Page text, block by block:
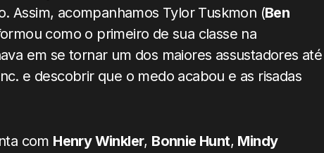
Assim, acompanhamos Tylor Tuskmon (Ben
como o primeiro de sua classe na
em se tornar um dos maiores assustadores até
e descobrir que o medo acabou e as risadas
com Henry Winkler, Bonnie Hunt, Mindy